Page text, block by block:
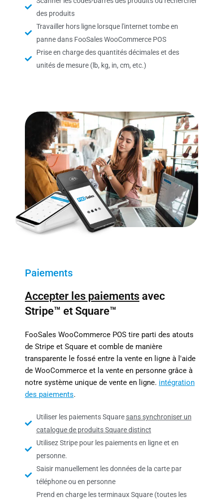
des produits
Travailler hors ligne lorsque l'internet tombe en
panne dans FooSales WooCommerce POS
Prise en charge des quantités décimales et des
unités de mesure (lb, kg, in, cm, etc.)
Paiements
Accepter les paiements avec
Stripe™ et Square™
FooSales WooCommerce POS tire parti des atouts
de Stripe et Square et comble de manière
transparente le fossé entre la vente en ligne à l'aide
de WooCommerce et la vente en personne grâce à
notre système unique de vente en ligne. intégration
des paiements.
Utiliser les paiements Square sans synchroniser un
catalogue de produits Square distinct
Utilisez Stripe pour les paiements en ligne et en
personne.
Saisir manuellement les données de la carte par
téléphone ou en personne
Prend en charge les terminaux Square (toutes les